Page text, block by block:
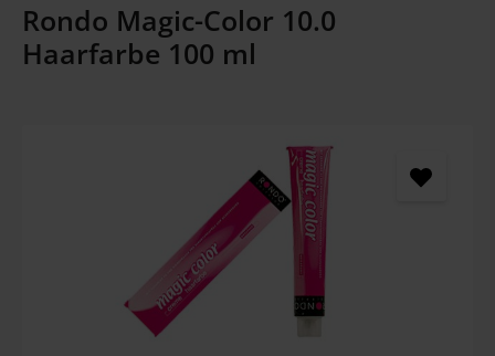
Rondo Magic-Color 10.0
Haarfarbe 100 ml